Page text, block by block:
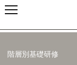
階層別基礎研修